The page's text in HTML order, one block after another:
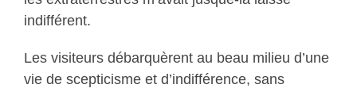
indifférent.
Les visiteurs débarquèrent au beau milieu d’une
vie de scepticisme et d’indifférence, sans